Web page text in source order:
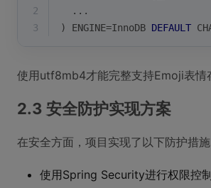
2
  ...
3
) ENGINE=InnoDB DEFAULT
使用utf8mb4才能完整支持Emoji表情
2.3 安全防护实现方案
在安全方面，项目实现了以下防护措施
使用Spring Security进行权限控